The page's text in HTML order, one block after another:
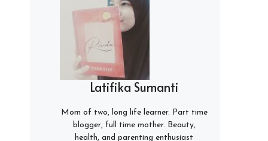
Latifika Sumanti
Mom of two, long life learner. Part time
blogger, full time mother. Beauty,
health, and parenting enthusiast